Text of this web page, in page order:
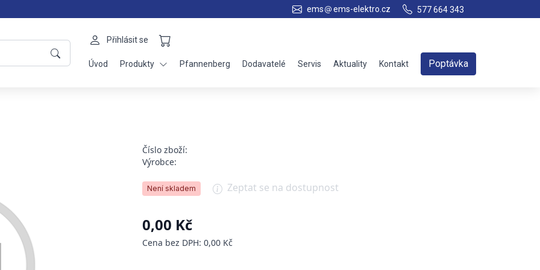
ems ems-elektro.cz 577 664 343
Přihlásit se
Úvod Produkty Pfannenberg Dodavatelé Servis Aktuality Kontakt Poptávka
Číslo zboží:
Výrobce:
Není skladem Zeptat se na dostupnost
0,00 Kč
Cena bez DPH: 0,00 Kč